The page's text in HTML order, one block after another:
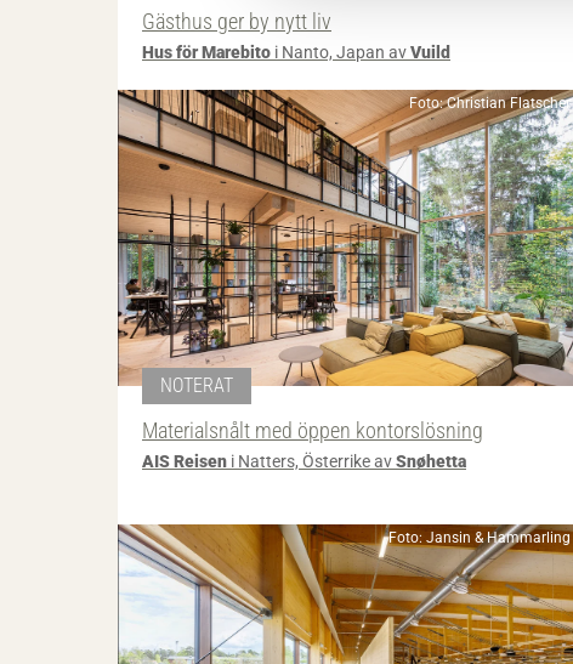
Gästhus ger by nytt liv
Hus för Marebito i Nanto, Japan avVuild
Foto: Christian Flatscher
NOTERAT
Materialsnålt med öppen kontorslösning
AIS Reisen i Natters, Österrike avSnøhetta
Foto: Jansin & Hammarling